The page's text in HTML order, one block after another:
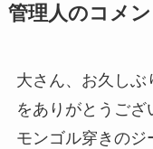
管理人のコメン
大さん、お久しぶ
をありがとうござ
モンゴル穿きのジ